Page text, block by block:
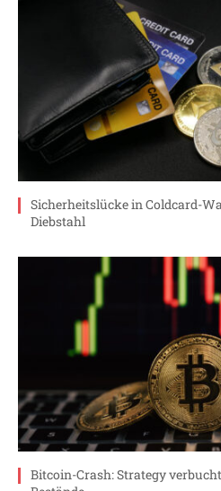
Sicherheitslücke in Coldcard-
Diebstahl
Bitcoin-Crash: Strategy